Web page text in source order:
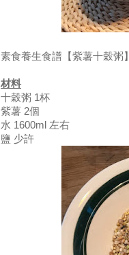
素食養生食譜【紫薯十穀粥】
材料
十穀粥 1杯
紫薯 2個
水 1600ml 左右
鹽 少許